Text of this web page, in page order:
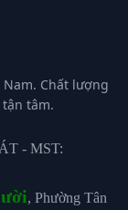
Chất lượng
tâm.
- MST:
, Phường Tân